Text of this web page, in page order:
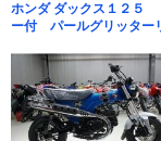
ホンダ ダックス１２５
ー付 パールグリッター